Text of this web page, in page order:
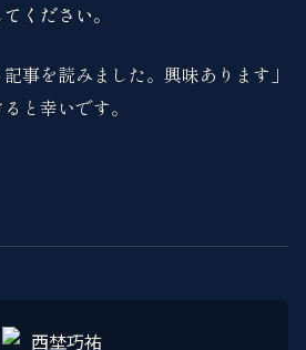
ください。
事を読みました。興味あります」
と幸いです。